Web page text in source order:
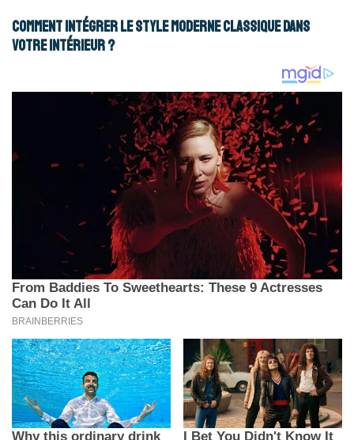
Comment intégrer le style moderne classique dans
votre intérieur ?